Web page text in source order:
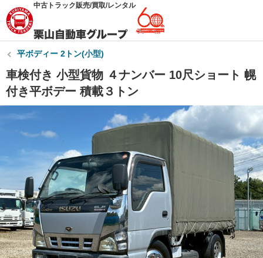
中古トラック販売/買取/レンタル
平ボディー 2トン(小型)
車検付き 小型貨物 ４ナンバー 10尺ショート 幌
付き平ボデー 積載３トン